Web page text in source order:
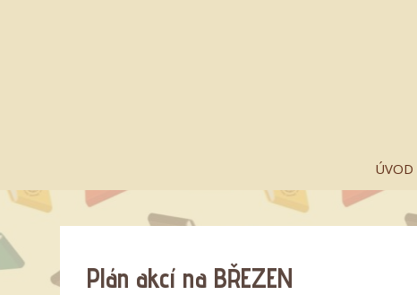
ÚVOD
Plán akcí na BŘEZEN